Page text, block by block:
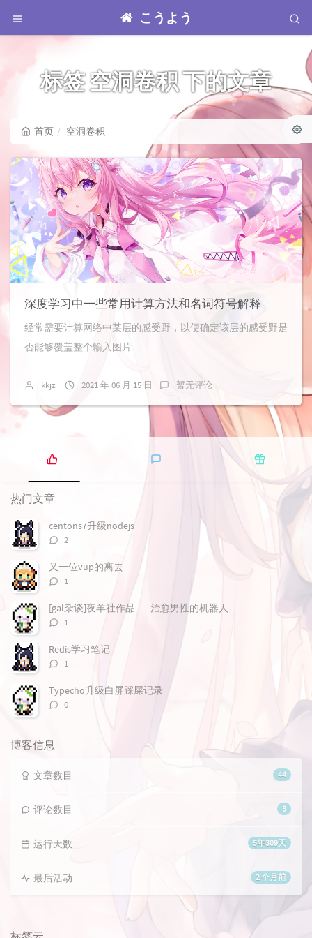
こうよう
标签 空洞卷积 下的文章
首页 空洞卷积
深度学习中一些常用计算方法和名词符号解释
经常需要计算网络中某层的感受野，以便确定该层的感受野是
否能够覆盖整个输入图片
kkjz 2021 年 06 月 15 日 暂无评论
热
门
文
随
热门文章
centons7升级nodejs
评
数：
2
又一位vup的离去
评
数：
1
[gal杂谈]夜羊社作品——治愈男性的机器人
评
数：
1
Redis学习笔记
评
数：
1
Typecho升级白屏踩屎记录
评
0
博客信息
44
文章数目
8
评论数目
5年309天
运行天数
2 个月前
最后活动